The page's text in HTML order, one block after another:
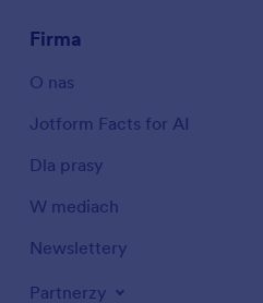
Firma
O nas
Jotform Facts for AI
Dla prasy
W mediach
Newslettery
Partnerzy